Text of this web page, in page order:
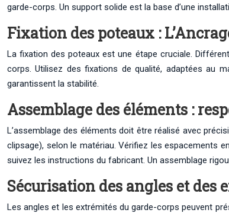
garde-corps. Un support solide est la base d’une
Fixation des poteaux :
La fixation des poteaux est une étape cruciale.
corps. Utilisez des fixations de qualité, adaptées au
garantissent la stabilité.
Assemblage des éléments :
L’assemblage des éléments doit être réalisé avec
clipsage), selon le matériau. Vérifiez les espacements
suivez les instructions du fabricant. Un assemblage
Sécurisation des angles et des
Les angles et les extrémités du garde-corps peuvent